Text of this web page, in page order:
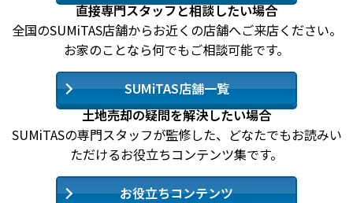
直接専門スタッフと相談したい場合
全国のSUMiTAS店舗からお近くの店舗へご来店ください。
お家のことなら何でもご相談可能です。
SUMiTAS店舗一覧
土地売却の疑問を解決したい場合
SUMiTASの専門スタッフが監修した、どなたでもお読みい
ただけるお役立ちコンテンツ集です。
お役立ちコンテンツ